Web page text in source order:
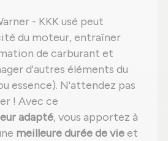
- KKK usé peut
du moteur, entraîner
de carburant et
d'autres éléments du
essence). N'attendez pas
! Avec ce
adapté, vous apportez à
meilleure durée de vieet